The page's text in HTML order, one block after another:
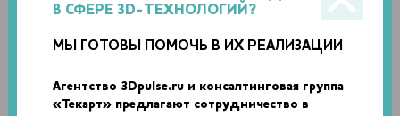
В СФЕРЕ 3D-ТЕХНОЛОГИЙ?
МЫ ГОТОВЫ ПОМОЧЬ В ИХ РЕАЛИЗАЦИИ
Агентство 3Dpulse.ru и консалтинговая группа
«Текарт» предлагают сотрудничество в
материал для 3D-печати функциональных прототипов и
промышленных деталей XSTRAND. Новинка отличается